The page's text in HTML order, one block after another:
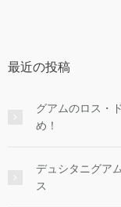
最近の投稿
グアムのロス・
め！
デュシタニグア
ス